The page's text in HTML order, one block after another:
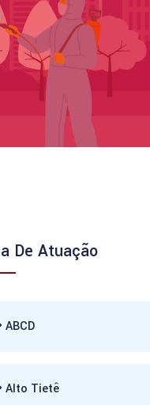
De Atuação
ABCD
Alto Tietê